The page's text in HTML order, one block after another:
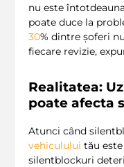
nu este
poate duce la
30% dintre șoferi
fiecare revizie,
Realitatea:
poate afecta
Atunci când
vehiculului tău
silentblockuri